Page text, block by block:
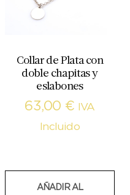
Collar de Plata con
doble chapitas y
eslabones
63,00 €
IVA
Incluido
AÑADIR AL